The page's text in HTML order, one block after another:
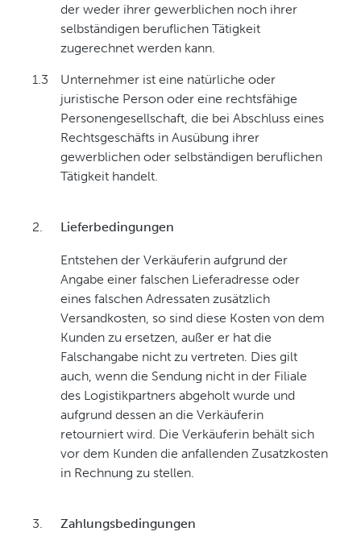
der weder ihrer gewerblichen noch ihrer
selbständigen beruflichen Tätigkeit
zugerechnet werden kann.
1.3
Unternehmer ist eine natürliche oder
juristische Person oder eine rechtsfähige
Personengesellschaft, die bei Abschluss eines
Rechtsgeschäfts in Ausübung ihrer
gewerblichen oder selbständigen beruflichen
Tätigkeit handelt.
2. Lieferbedingungen
Entstehen der Verkäuferin aufgrund der
Angabe einer falschen Lieferadresse oder
eines falschen Adressaten zusätzlich
Versandkosten, so sind diese Kosten von dem
Kunden zu ersetzen, außer er hat die
Falschangabe nicht zu vertreten. Dies gilt
auch, wenn die Sendung nicht in der Filiale
des Logistikpartners abgeholt wurde und
aufgrund dessen an die Verkäuferin
retourniert wird. Die Verkäuferin behält sich
vor dem Kunden die anfallenden Zusatzkosten
in Rechnung zu stellen.
3. Zahlungsbedingungen